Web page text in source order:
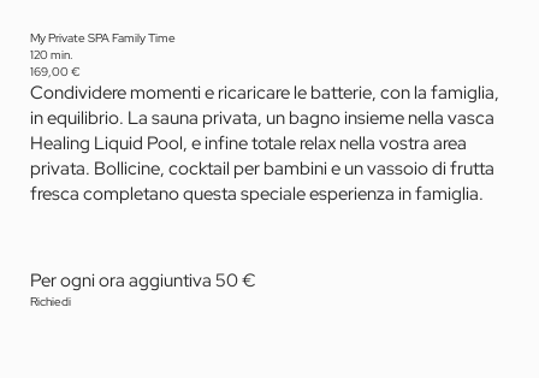
06 Attività
07 Eventi
My Private SPA Family Time
120 min.
169,00 €
Condividere momenti e ricaricare le batterie, con la famiglia,
in equilibrio. La sauna privata, un bagno insieme nella vasca
Healing Liquid Pool, e infine totale relax nella vostra area
privata. Bollicine, cocktail per bambini e un vassoio di frutta
fresca completano questa speciale esperienza in famiglia.
Per ogni ora aggiuntiva 50 €
Richiedi